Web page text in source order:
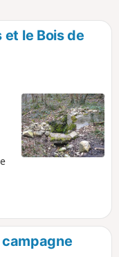
m
p
i
et le Bois de